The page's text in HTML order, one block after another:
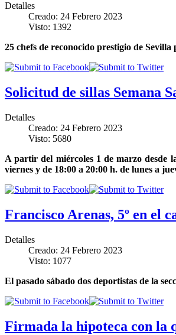
Detalles
Creado: 24 Febrero 2023
Visto: 1392
25 chefs de reconocido prestigio de
Solicitud de sillas Semana
Detalles
Creado: 24 Febrero 2023
Visto: 5680
A partir del miércoles 1 de marzo desde
viernes y de 18:00 a 20:00 h. de lunes a
Francisco Arenas, 5º en el
Detalles
Creado: 24 Febrero 2023
Visto: 1077
El pasado sábado dos deportistas de la
Firmada la hipoteca con la